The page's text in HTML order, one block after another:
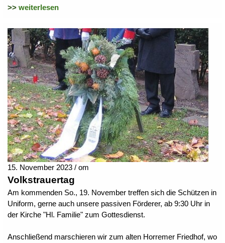
>> weiterlesen
15. November 2023 / om
Volkstrauertag
Am kommenden So., 19. November treffen sich die Schützen in
Uniform, gerne auch unsere passiven Förderer, ab 9:30 Uhr in
der Kirche "Hl. Familie" zum Gottesdienst.
Anschließend marschieren wir zum alten Horremer Friedhof, wo